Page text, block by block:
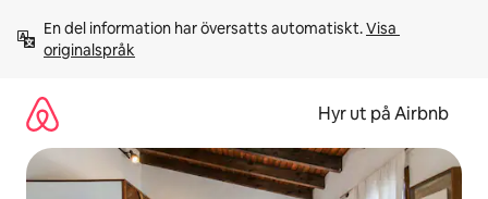
innehåll
En del information har översatts automatiskt. Visa
originalspråk
Hyr ut på Airbnb